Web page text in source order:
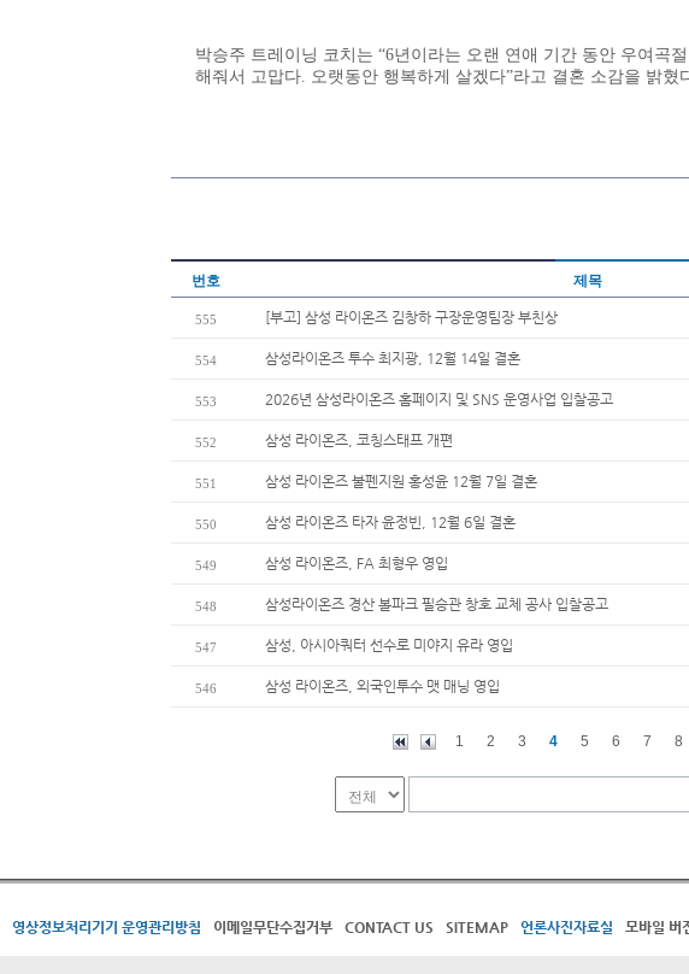
박승주 트레이닝 코치는 “6년이라는 오랜 연애 기간 동안 우여곡
해줘서 고맙다. 오랫동안 행복하게 살겠다”라고 결혼 소감을 밝혔
번호 제목
555 [부고] 삼성 라이온즈 김창하 구장운영팀장 부친상
554 삼성라이온즈 투수 최지광, 12월 14일 결혼
553 2026년 삼성라이온즈 홈페이지 및 SNS 운영사업 입찰공고
552 삼성 라이온즈, 코칭스태프 개편
551 삼성 라이온즈 불펜지원 홍성윤 12월 7일 결혼
550 삼성 라이온즈 타자 윤정빈, 12월 6일 결혼
549 삼성 라이온즈, FA 최형우 영입
548 삼성라이온즈 경산 볼파크 필승관 창호 교체 공사 입찰공고
547 삼성, 아시아쿼터 선수로 미야지 유라 영입
546 삼성 라이온즈, 외국인투수 맷 매닝 영입
1 2 3 4 5 6 7 8
영상정보처리기기 운영관리방침 이메일무단수집거부 CONTACT US SITEMAP 언론사진자료실 모바일 버